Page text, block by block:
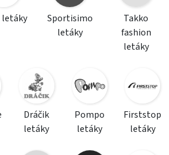
letáky
Sportisimo
letáky
Takko
fashion
letáky
Dráčik
letáky
Pompo
letáky
Firststop
letáky